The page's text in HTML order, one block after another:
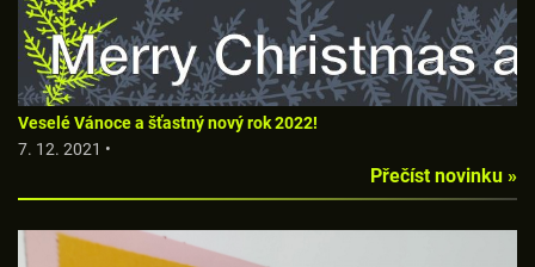
Veselé Vánoce a šťastný nový rok 2022!
7. 12. 2021 •
Přečíst novinku »